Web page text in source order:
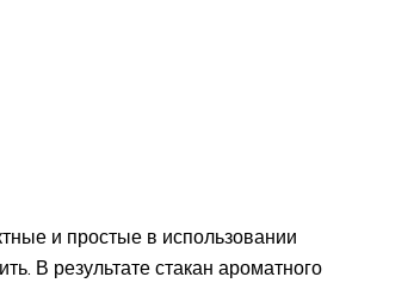
и простые в использовании
В результате стакан ароматного